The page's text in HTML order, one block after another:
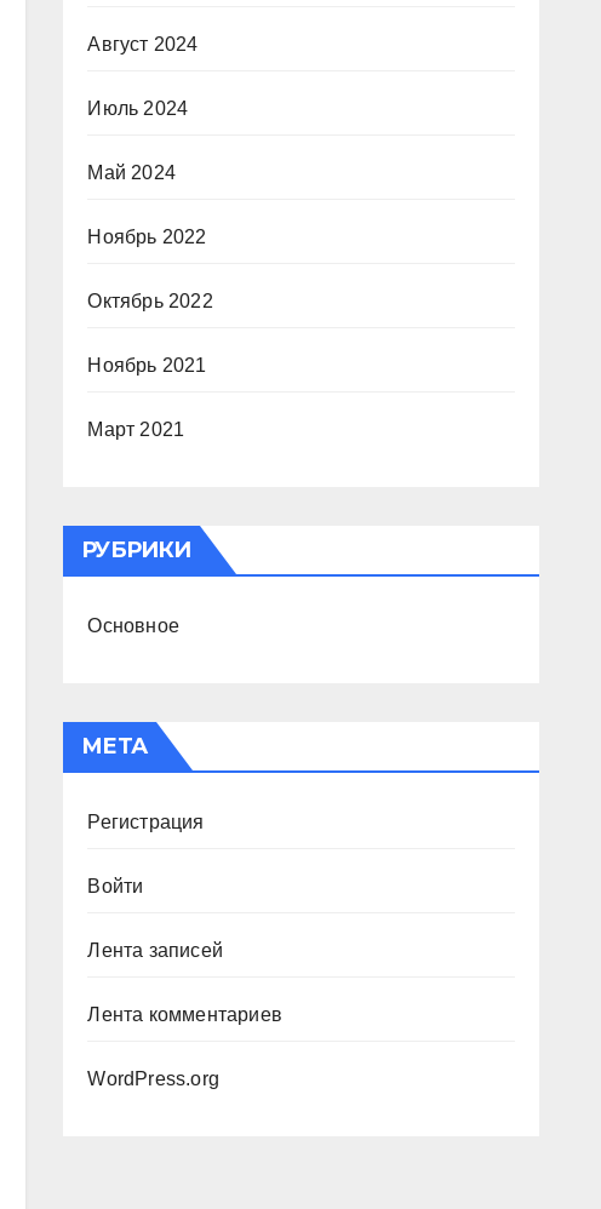
Август 2024
Июль 2024
Май 2024
Ноябрь 2022
Октябрь 2022
Ноябрь 2021
Март 2021
РУБРИКИ
Основное
МЕТА
Регистрация
Войти
Лента записей
Лента комментариев
WordPress.org